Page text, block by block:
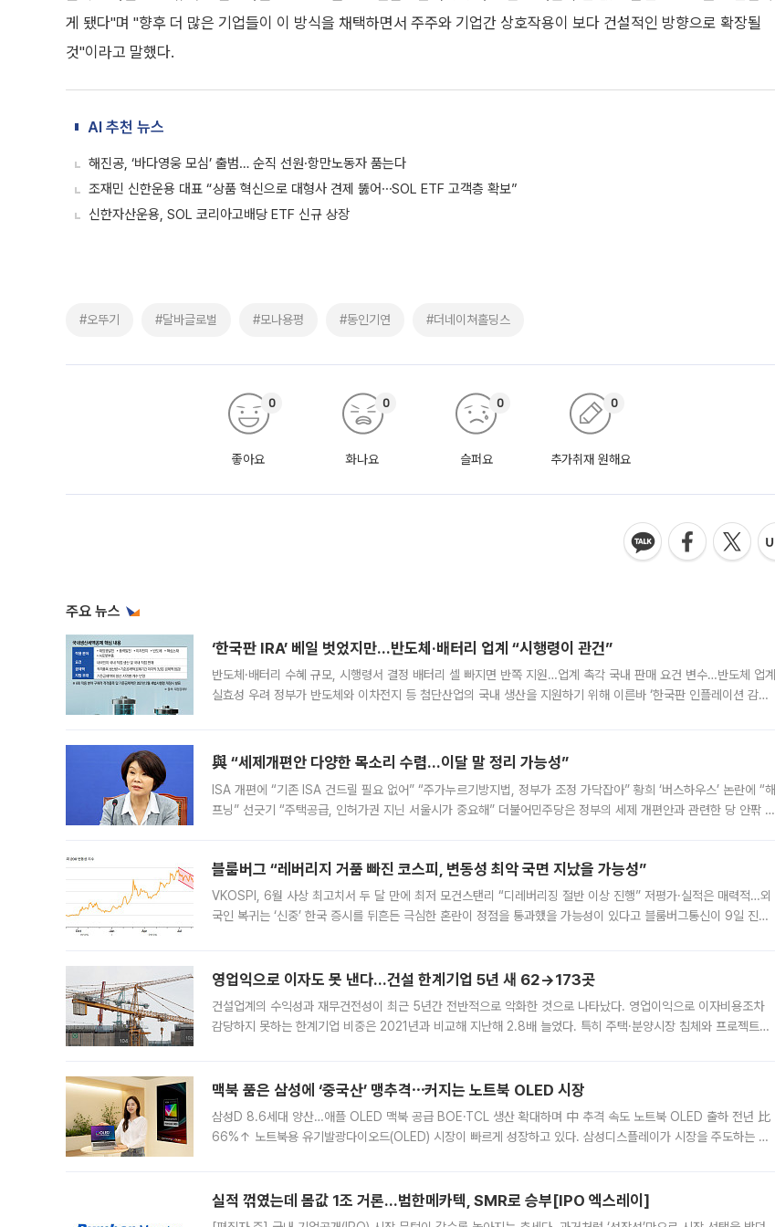
게 됐다"며 "향후 더 많은 기업들이 이 방식을 채택하면서 주주와 기업간 상호작용이 보다 건설적인 방향으로 확장될
것"이라고 말했다.
AI 추천 뉴스
해진공, ‘바다영웅 모심’ 출범… 순직 선원·항만노동자 품는다
조재민 신한운용 대표 “상품 혁신으로 대형사 견제 뚫어⋯SOL ETF 고객층 확보”
신한자산운용, SOL 코리아고배당 ETF 신규 상장
#오뚜기 #달바글로벌 #모나용평 #동인기연 #더네이쳐홀딩스
좋아요
0
화나요
0
슬퍼요
0
추가취재 원해요
0
주요 뉴스
‘한국판 IRA’ 베일 벗었지만…반도체·배터리 업계 “시행령이 관건”
반도체·배터리 수혜 규모, 시행령서 결정 배터리 셀 빠지면 반쪽 지원…업계 촉각 국내 판매 요건 변수…반도체 업계
실효성 우려 정부가 반도체와 이차전지 등 첨단산업의 국내 생산을 지원하기 위해 이른바 ‘한국판 인플레이션 감축
與 “세제개편안 다양한 목소리 수렴…이달 말 정리 가능성”
ISA 개편에 “기존 ISA 건드릴 필요 없어” “주가누르기방지법, 정부가 조정 가닥잡아” 황희 ‘버스하우스’ 논란에 “해
프닝” 선긋기 “주택공급, 인허가권 지닌 서울시가 중요해” 더불어민주당은 정부의 세제 개편안과 관련한 당 안팎 의
블룸버그 “레버리지 거품 빠진 코스피, 변동성 최악 국면 지났을 가능성”
VKOSPI, 6월 사상 최고치서 두 달 만에 최저 모건스탠리 “디레버리징 절반 이상 진행” 저평가·실적은 매력적…외
국인 복귀는 ‘신중’ 한국 증시를 뒤흔든 극심한 혼란이 정점을 통과했을 가능성이 있다고 블룸버그통신이 9일 진단
영업익으로 이자도 못 낸다…건설 한계기업 5년 새 62→173곳
건설업계의 수익성과 재무건전성이 최근 5년간 전반적으로 악화한 것으로 나타났다. 영업이익으로 이자비용조차
감당하지 못하는 한계기업 비중은 2021년과 비교해 지난해 2.8배 늘었다. 특히 주택·분양시장 침체와 프로젝트파
맥북 품은 삼성에 ‘중국산’ 맹추격⋯커지는 노트북 OLED 시장
삼성D 8.6세대 양산…애플 OLED 맥북 공급 BOE·TCL 생산 확대하며 中 추격 속도 노트북 OLED 출하 전년 比
66%↑ 노트북용 유기발광다이오드(OLED) 시장이 빠르게 성장하고 있다. 삼성디스플레이가 시장을 주도하는 가
실적 꺾였는데 몸값 1조 거론…범한메카텍, SMR로 승부[IPO 엑스레이]